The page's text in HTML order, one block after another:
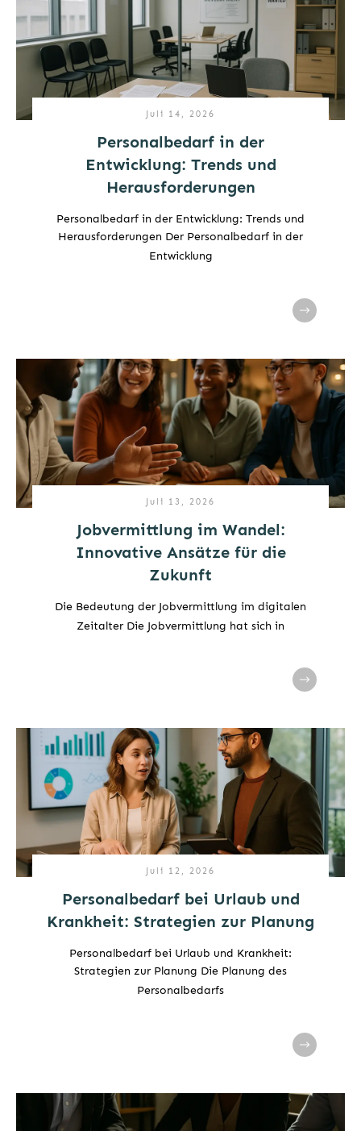
Juli 14, 2026
Personalbedarf in der
Entwicklung: Trends und
Herausforderungen
Personalbedarf in der Entwicklung: Trends und
Herausforderungen Der Personalbedarf in der
Entwicklung
Juli 13, 2026
Jobvermittlung im Wandel:
Innovative Ansätze für die
Zukunft
Die Bedeutung der Jobvermittlung im digitalen
Zeitalter Die Jobvermittlung hat sich in
Juli 12, 2026
Personalbedarf bei Urlaub und
Krankheit: Strategien zur Planung
Personalbedarf bei Urlaub und Krankheit:
Strategien zur Planung Die Planung des
Personalbedarfs